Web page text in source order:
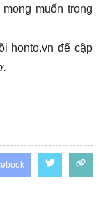
muốn trong
honto.vn để cập